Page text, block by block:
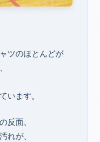
ツのほとんどが
います。
反面、
れが、